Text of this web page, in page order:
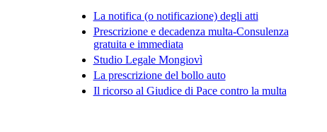
La notifica (o notificazione) degli atti
Prescrizione e decadenza multa-Consulenza
gratuita e immediata
Studio Legale Mongiovì
La prescrizione del bollo auto
Il ricorso al Giudice di Pace contro la multa